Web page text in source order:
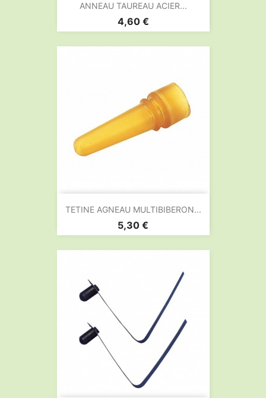
ANNEAU TAUREAU ACIER...
Prix
4,60 €
TETINE AGNEAU MULTIBIBERON...
Prix
5,30 €